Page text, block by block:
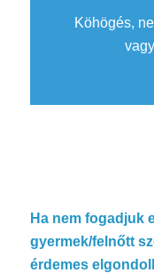
Köhögés,
Ha nem fogadjuk
gyermek/felnőtt
érdemes